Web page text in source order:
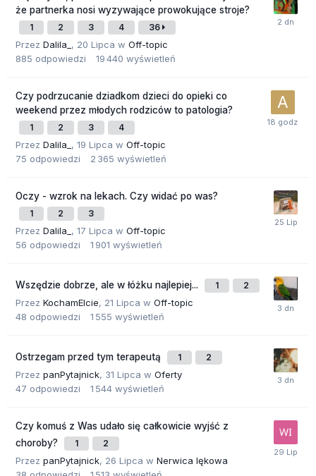
że partnerka nosi wyzywające prowokujące stroje?
1 2 3 4 36
Przez Dalila_ , 20 Lipca w Off-topic
885 odpowiedzi 19 440 wyświetleń
Czy podrzucanie dziadkom dzieci do opieki co
weekend przez młodych rodziców to patologia?
1 2 3 4
Przez Dalila_ , 19 Lipca w Off-topic
75 odpowiedzi 2 365 wyświetleń
Oczy - wzrok na lekach. Czy widać po was?
1 2 3
Przez Dalila_ , 17 Lipca w Off-topic
56 odpowiedzi 1 901 wyświetleń
Wszędzie dobrze, ale w łóżku najlepiej... 1 2
Przez KochamElcie, 21 Lipca w Off-topic
48 odpowiedzi 1 555 wyświetleń
Ostrzegam przed tym terapeutą 1 2
Przez panPytajnick, 31 Lipca w Oferty
47 odpowiedzi 1 544 wyświetleń
Czy komuś z Was udało się całkowicie wyjść z
choroby?
1 2
Przez panPytajnick, 26 Lipca w Nerwica lękowa